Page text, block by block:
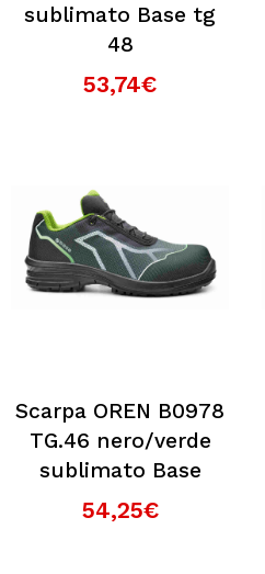
sublimato Base tg
48
53,74€
Scarpa OREN B0978
TG.46 nero/verde
sublimato Base
54,25€